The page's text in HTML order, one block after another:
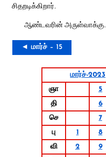
சிதறடிக்கிறார்.
ஆண்டவரின் அருள்வாக்கு.
◄ மார்ச் – 15
மார்ச்-2023
ஞா
5
தி
6
செ
7
பு
1 8
வி
2 9